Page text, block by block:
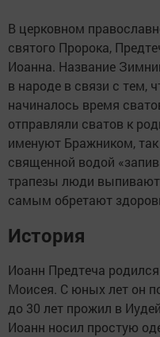
В церковном
святого Пророка,
Иоанна. Название
в народе в связи с тем,
начиналось время
отправляли сватов к
именуют Бражником,
священной водой
трапезы люди
самым обретают
История
Иоанн Предтеча
Моисея. С юных лет он
до 30 лет прожил в
Иоанн носил простую